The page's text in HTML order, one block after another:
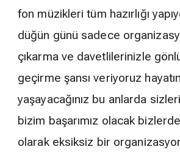
fon müzikleri tüm hazırlığı
düğün günü sadece
çıkarma ve davetlilerinizle
geçirme şansı veriyoruz
yaşayacağınız bu anlarda
bizim başarımız olacak
olarak eksiksiz bir